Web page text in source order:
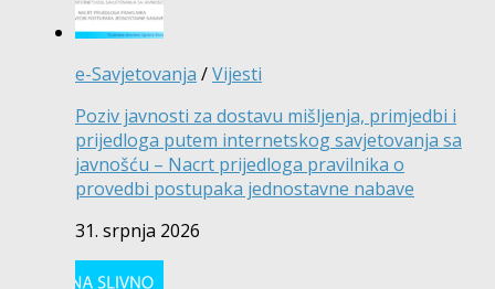
e-Savjetovanja /Vijesti
Poziv javnosti za dostavu mišljenja, primjedbi i
prijedloga putem internetskog savjetovanja sa
javnošću – Nacrt prijedloga pravilnika o
provedbi postupaka jednostavne nabave
31. srpnja 2026